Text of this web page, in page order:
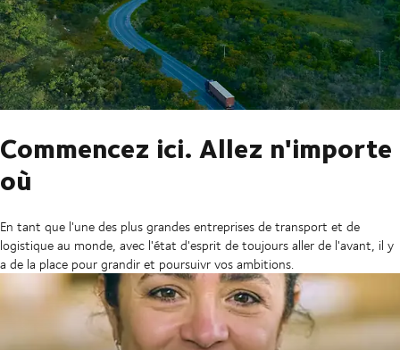
Commencez ici. Allez n'importe
où
En tant que l'une des plus grandes entreprises de transport et de
logistique au monde, avec l'état d'esprit de toujours aller de l'avant, il y
a de la place pour grandir et poursuivr vos ambitions.